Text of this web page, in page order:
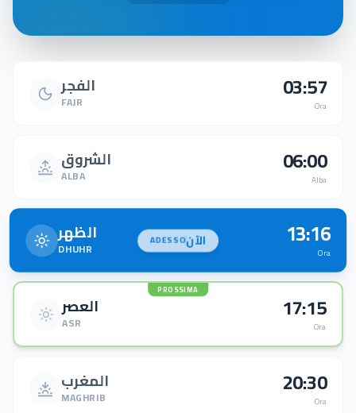
الفجر
FAJR 03:57
Ora
الشروق
ALBA 06:00
Alba
ADESSOالآن الظهر
DHUHR 13:16
Ora
PROSSIMA
العصر
ASR 17:15
Ora
المغرب
MAGHRIB 20:30
Ora